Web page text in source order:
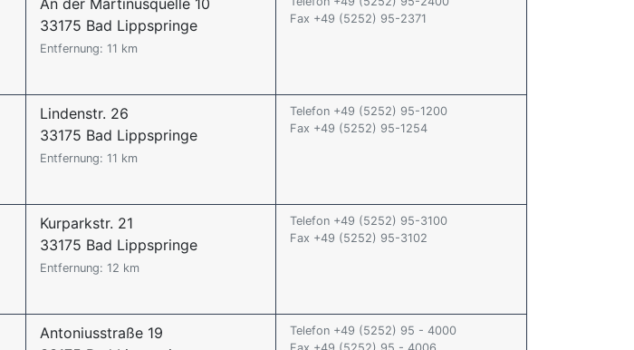
An der Martinusquelle 10
33175 Bad Lippspringe
Entfernung: 11 km
Fax +49 (5252) 95-2371
Lindenstr. 26
33175 Bad Lippspringe
Entfernung: 11 km
Telefon +49 (5252) 95-1200
Fax +49 (5252) 95-1254
Kurparkstr. 21
33175 Bad Lippspringe
Entfernung: 12 km
Telefon +49 (5252) 95-3100
Fax +49 (5252) 95-3102
Antoniusstraße 19
Telefon +49 (5252) 95 - 4000